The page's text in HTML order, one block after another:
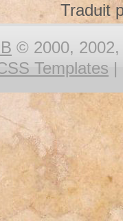
Traduit
© 2000, 2002,
Templates |